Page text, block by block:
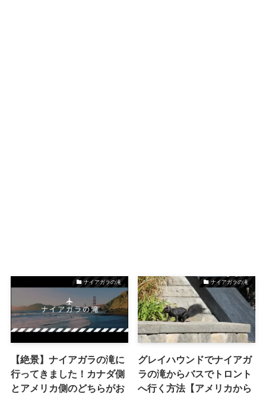
ナイアガラの滝
【絶景】ナイアガラの滝に
行ってきました！カナダ側
とアメリカ側のどちらがお
ナイアガラの滝
グレイハウンドでナイアガ
ラの滝からバスでトロント
へ行く方法【アメリカから